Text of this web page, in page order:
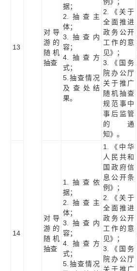
13
对导
游的
随机
抽查
据；
2.抽查主
体；
3.抽查内
容；
4.抽查方
式；
5.抽查情况
及查处结
果。
2.《关于
全面推进
政务公开
工作的意
见》；
3.《国务
院办公厅
关于推广
随机抽查
规范事中
事后监管
的通
知》。
14
对导
游的
随机
抽查
1.抽查依
据；
2.抽查主
体；
3.抽查内
容；
4.抽查方
式；
5.抽查情况
1.《中华
人民共和
国政府信
息公开条
例》；
2.《关于
全面推进
政务公开
工作的意
见》；
3.《国务
院办公厅
关于推广